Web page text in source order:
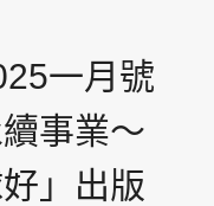
一月號
事業～
」出版